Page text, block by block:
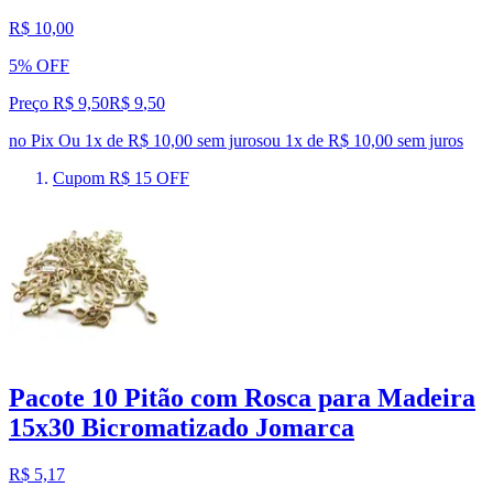
R$ 10,00
5% OFF
Preço R$ 9,50R$ 9,50
no Pix Ou 1x de R$ 10,00 sem jurosou 1x de R$ 10,00 sem juros
Cupom R$ 15 OFF
Pacote 10 Pitão com Rosca para Madeira
15x30 Bicromatizado Jomarca
R$ 5,17